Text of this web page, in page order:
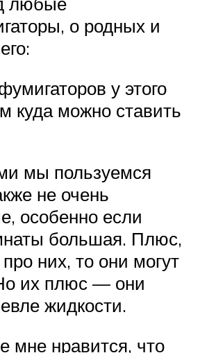
о родных и
у этого
куда можно ставить
мы пользуемся
не очень
особенно если
большая. Плюс,
них, то они могут
их плюс — они
жидкости.
мне нравится, что